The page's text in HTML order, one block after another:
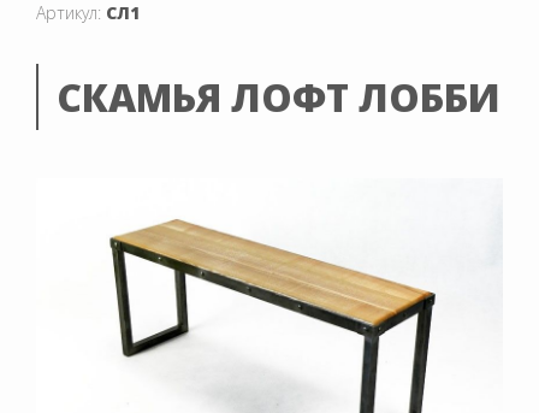
Артикул: СЛ1
СКАМЬЯ ЛОФТ ЛОББИ